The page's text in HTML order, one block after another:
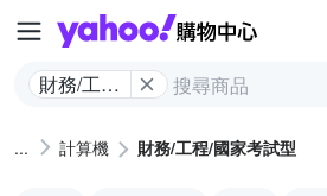
Yahoo
財務/工程/
型 計算機 財務/工程/國家考試型